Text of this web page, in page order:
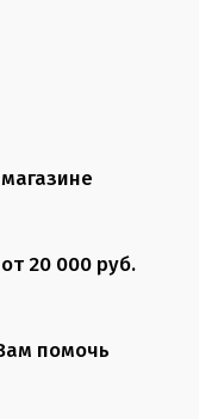
20 000 руб.
помочь